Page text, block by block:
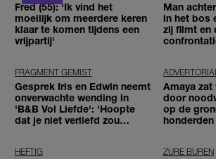
Fred (55): 'Ik vind het
moeilijk om meerdere keren
klaar te komen tijdens een
vrijpartij'
Man
in het bos
zij filmt en
FRAGMENT GEMIST
Gesprek Iris en Edwin neemt
onverwachte wending in
'B&B Vol Liefde': 'Hoopte
dat je niet verliefd zou
Amaya
door
op de
HEFTIG ZURE BUREN